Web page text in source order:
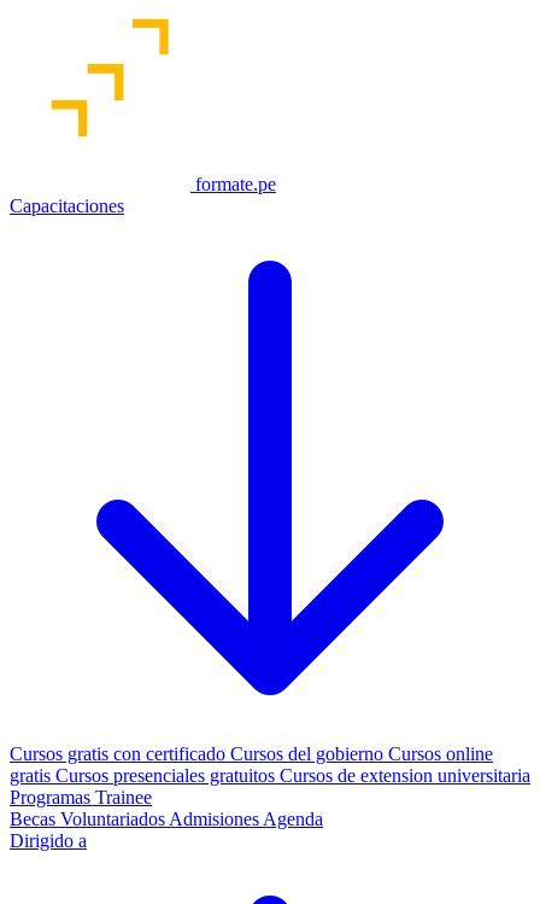
formate.pe
Capacitaciones
Cursos gratis con certificado Cursos del gobierno Cursos online
gratis Cursos presenciales gratuitos Cursos de extension universitaria
Programas Trainee
Becas Voluntariados Admisiones Agenda
Dirigido a